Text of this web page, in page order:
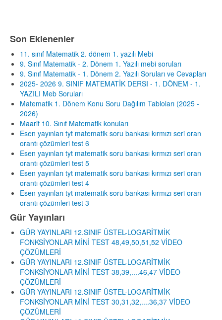
Son Eklenenler
11. sınıf Matematik 2. dönem 1. yazılı Mebi
9. Sınıf Matematik - 2. Dönem 1. Yazılı mebi soruları
9. Sınıf Matematik - 1. Dönem 2. Yazılı Soruları ve Cevapları
2025- 2026 9. SINIF MATEMATİK DERSI - 1. DÖNEM - 1.
YAZILI Meb Soruları
Matematik 1. Dönem Konu Soru Dağılım Tabloları (2025 -
2026)
Maarif 10. Sınıf Matematik konuları
Esen yayınları tyt matematik soru bankası kırmızı seri oran
orantı çözümleri test 6
Esen yayınları tyt matematik soru bankası kırmızı seri oran
orantı çözümleri test 5
Esen yayınları tyt matematik soru bankası kırmızı seri oran
orantı çözümleri test 4
Esen yayınları tyt matematik soru bankası kırmızı seri oran
orantı çözümleri test 3
Gür Yayınları
GÜR YAYINLARI 12.SINIF ÜSTEL-LOGARİTMİK
FONKSİYONLAR MİNİ TEST 48,49,50,51,52 VİDEO
ÇÖZÜMLERİ
GÜR YAYINLARI 12.SINIF ÜSTEL-LOGARİTMİK
FONKSİYONLAR MİNİ TEST 38,39,....46,47 VİDEO
ÇÖZÜMLERİ
GÜR YAYINLARI 12.SINIF ÜSTEL-LOGARİTMİK
FONKSİYONLAR MİNİ TEST 30,31,32,....36,37 VİDEO
ÇÖZÜMLERİ